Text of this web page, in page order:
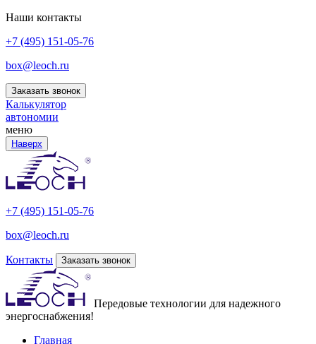
Наши контакты
+7 (495) 151-05-76
box@leoch.ru
Заказать звонок
Калькулятор
автономии
меню
Наверх
+7 (495) 151-05-76
box@leoch.ru
Контакты Заказать звонок
Передовые технологии для надежного
энергоснабжения!
Главная